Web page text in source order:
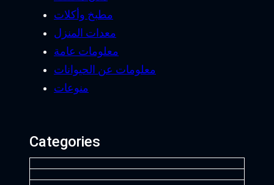
مطبخ وأكلات
معدات المنزل
معلومات عامة
معلومات عن الحيوانات
منوعات
Categories